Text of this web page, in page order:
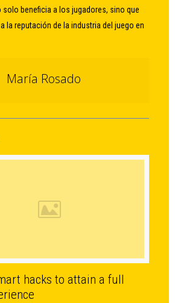
solo beneficia a los jugadores, sino que
la reputación de la industria del juego en
María Rosado
hacks to attain a full